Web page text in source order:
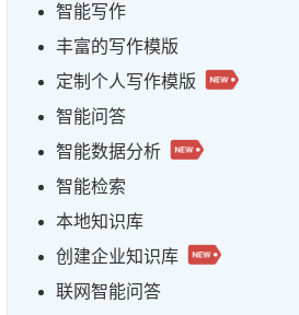
智能写作
丰富的写作模版
定制个人写作模版
智能问答
智能数据分析
智能检索
本地知识库
创建企业知识库
联网智能问答